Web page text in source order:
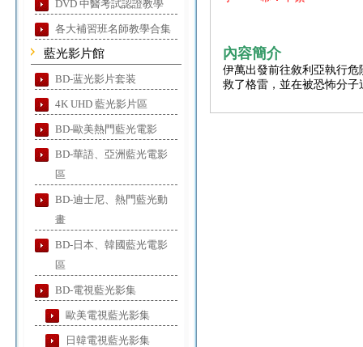
DVD 中醫考試認證教學
各大補習班名師教學合集
藍光影片館
BD-蓝光影片套装
4K UHD 藍光影片區
BD-歐美熱門藍光電影
BD-華語、亞洲藍光電影
區
BD-迪士尼、熱門藍光動
畫
BD-日本、韓國藍光電影
區
BD-電視藍光影集
歐美電視藍光影集
日韓電視藍光影集
內容簡介
伊萬出發前往敘利亞執行
救了格雷，並在被恐怖分